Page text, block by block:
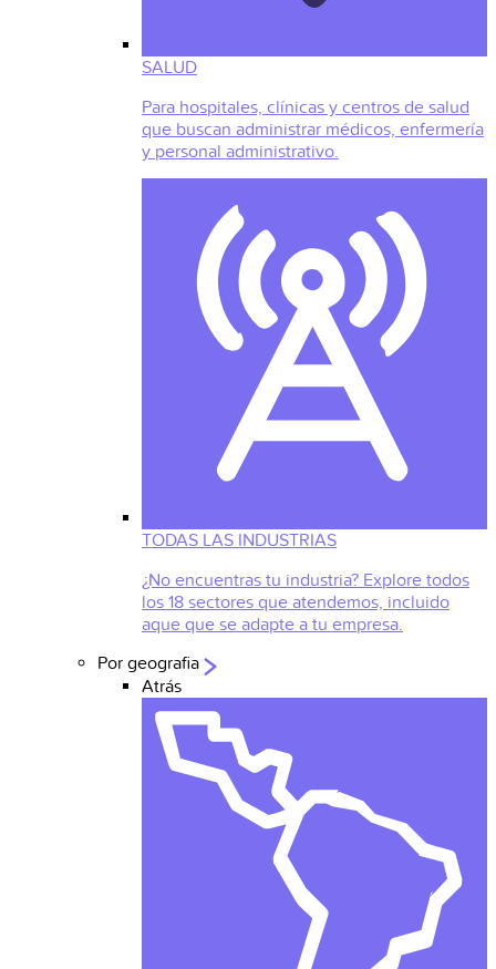
SALUD
Para hospitales, clínicas y centros de salud
que buscan administrar médicos, enfermería
y personal administrativo.
TODAS LAS INDUSTRIAS
¿No encuentras tu industria? Explore todos
los 18 sectores que atendemos, incluido
aque que se adapte a tu empresa.
Por geografia
Atrás